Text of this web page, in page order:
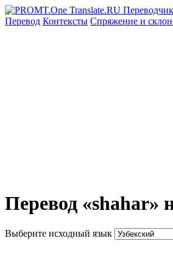
Перевод Контексты Спряжение и
Перевод «shahar»
Выберите исходный язык